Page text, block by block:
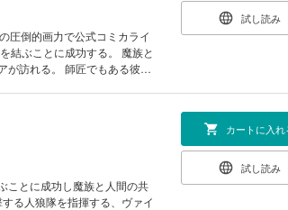
圧倒的画力で公式コミカライ
が訪れる。 師匠でもある彼女
株
試し読み
ことに成功し魔族と人間の共
る人狼隊を指揮する、ヴァイ
カートに入れ
試し読み